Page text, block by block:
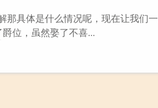
具体是什么情况呢，现在让我们一
位，虽然娶了不喜...